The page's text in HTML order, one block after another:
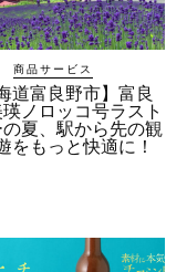
商品サービス
道富良野市】富良
ノロッコ号ラスト
の夏、駅から先の観
をもっと快適に！